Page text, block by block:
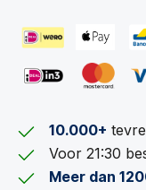
10.000+
Voor 21:30
Meer dan